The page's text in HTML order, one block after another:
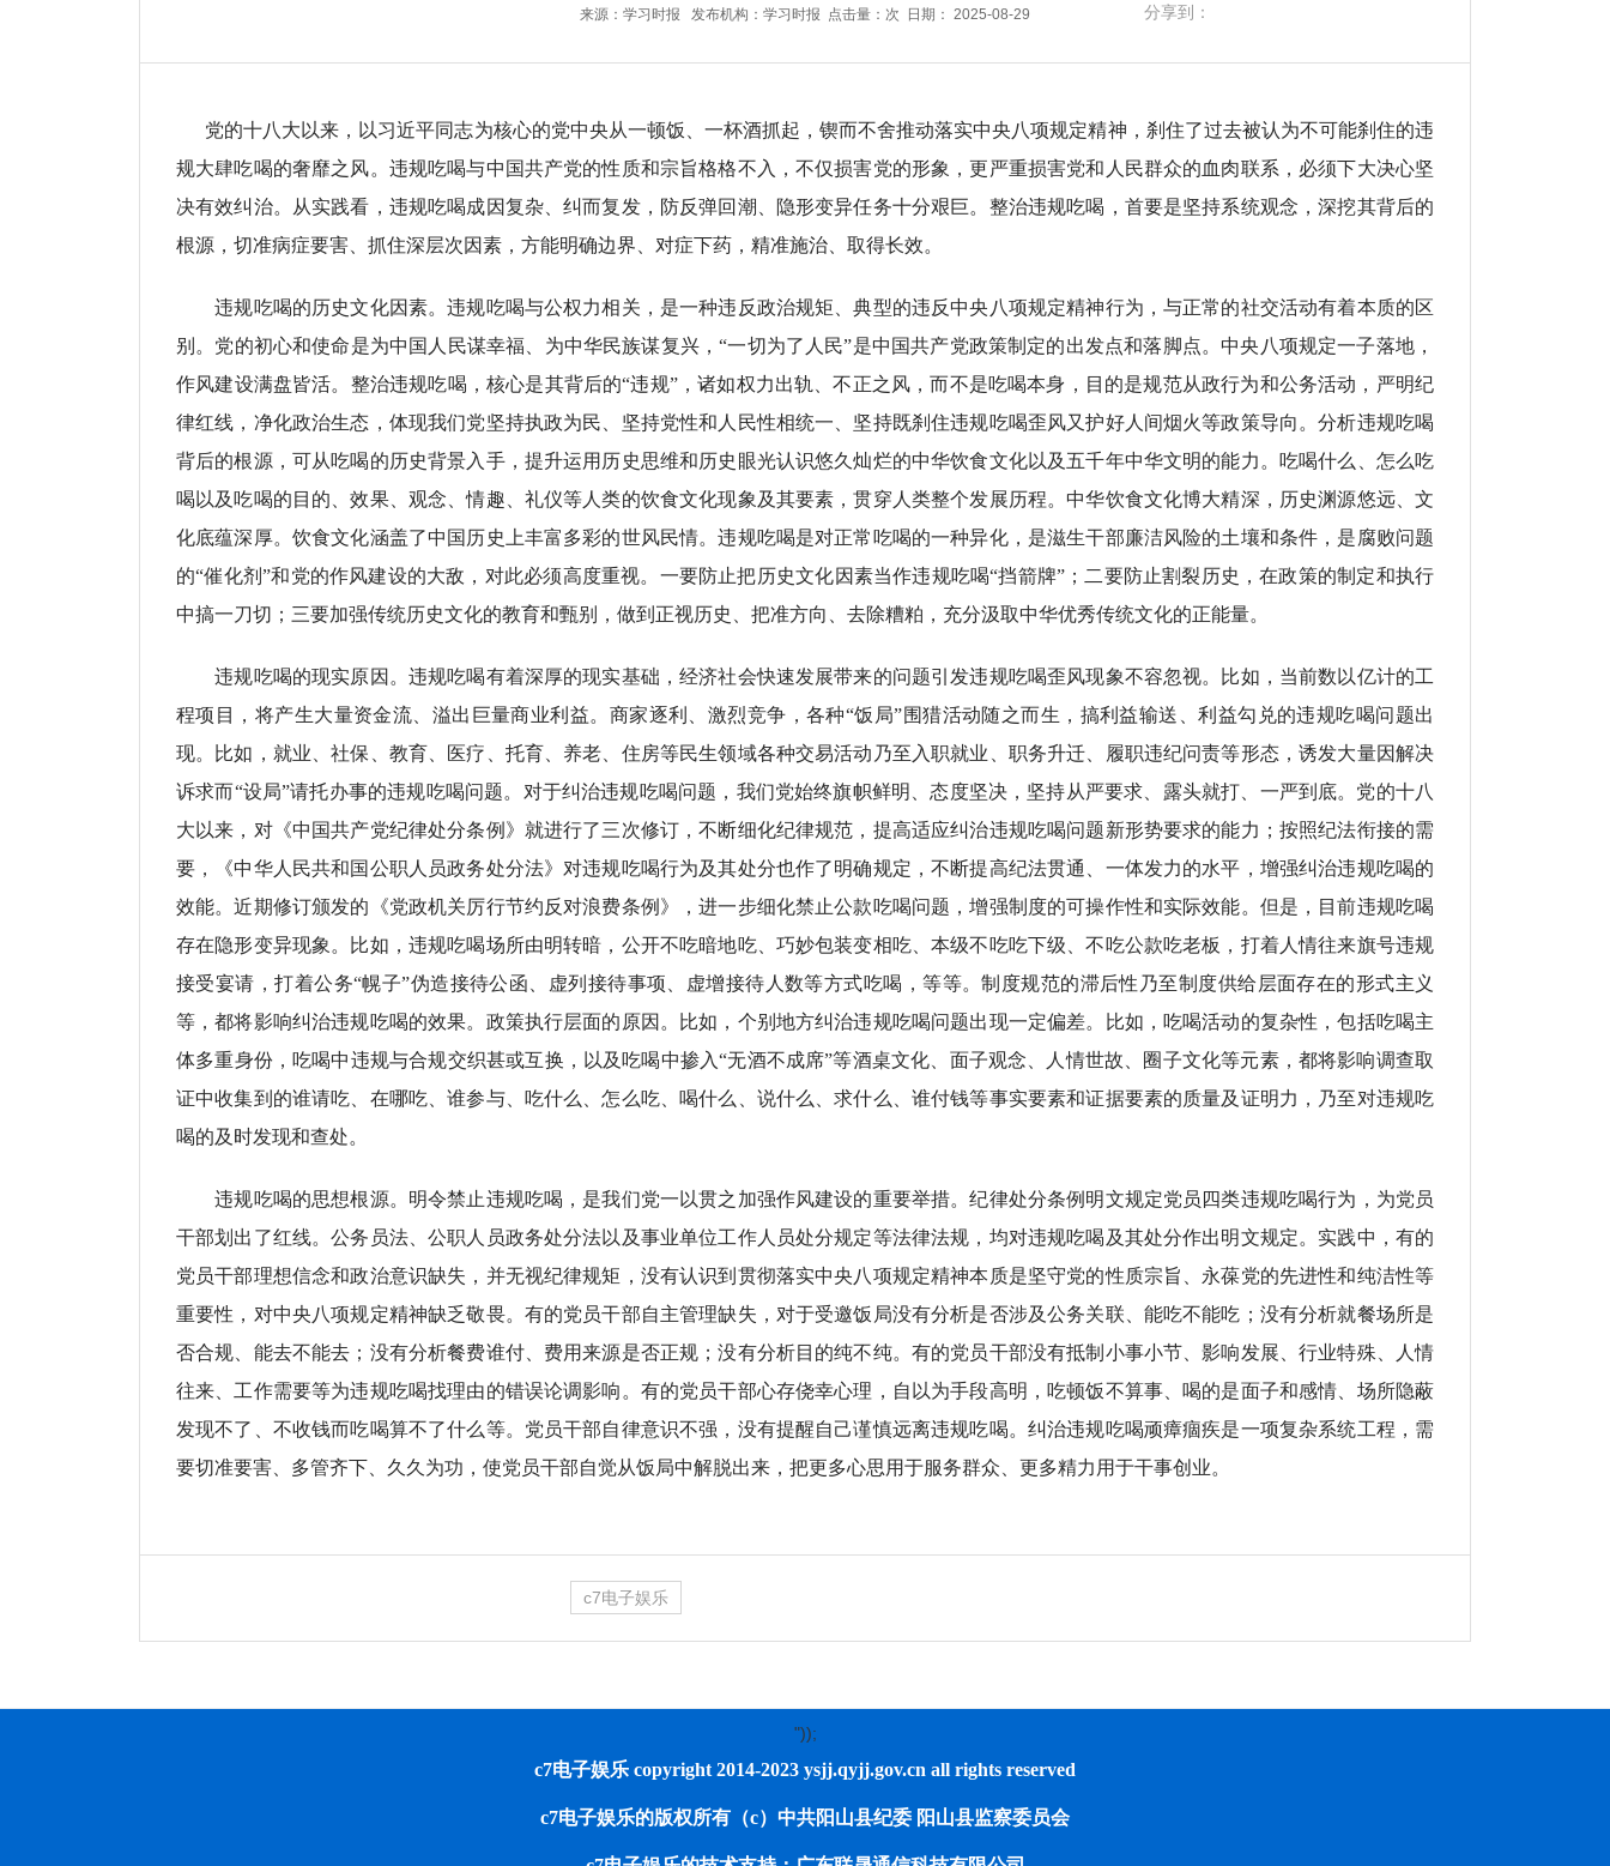
来源： 学习时报 发布机构： 学习时报 点击量：次 日期： 2025-08-29 分享到：
党的十八大以来，以习近平同志为核心的党中央从一顿饭、一杯酒抓起，锲而不舍推动落实中央八项规定精神，刹住了过去被认为不可能刹住的违
规大肆吃喝的奢靡之风。违规吃喝与中国共产党的性质和宗旨格格不入，不仅损害党的形象，更严重损害党和人民群众的血肉联系，必须下大决心坚
决有效纠治。从实践看，违规吃喝成因复杂、纠而复发，防反弹回潮、隐形变异任务十分艰巨。整治违规吃喝，首要是坚持系统观念，深挖其背后的
根源，切准病症要害、抓住深层次因素，方能明确边界、对症下药，精准施治、取得长效。
违规吃喝的历史文化因素。违规吃喝与公权力相关，是一种违反政治规矩、典型的违反中央八项规定精神行为，与正常的社交活动有着本质的区
别。党的初心和使命是为中国人民谋幸福、为中华民族谋复兴，“一切为了人民”是中国共产党政策制定的出发点和落脚点。中央八项规定一子落地，
作风建设满盘皆活。整治违规吃喝，核心是其背后的“违规”，诸如权力出轨、不正之风，而不是吃喝本身，目的是规范从政行为和公务活动，严明纪
律红线，净化政治生态，体现我们党坚持执政为民、坚持党性和人民性相统一、坚持既刹住违规吃喝歪风又护好人间烟火等政策导向。分析违规吃喝
背后的根源，可从吃喝的历史背景入手，提升运用历史思维和历史眼光认识悠久灿烂的中华饮食文化以及五千年中华文明的能力。吃喝什么、怎么吃
喝以及吃喝的目的、效果、观念、情趣、礼仪等人类的饮食文化现象及其要素，贯穿人类整个发展历程。中华饮食文化博大精深，历史渊源悠远、文
化底蕴深厚。饮食文化涵盖了中国历史上丰富多彩的世风民情。违规吃喝是对正常吃喝的一种异化，是滋生干部廉洁风险的土壤和条件，是腐败问题
的“催化剂”和党的作风建设的大敌，对此必须高度重视。一要防止把历史文化因素当作违规吃喝“挡箭牌”；二要防止割裂历史，在政策的制定和执行
中搞一刀切；三要加强传统历史文化的教育和甄别，做到正视历史、把准方向、去除糟粕，充分汲取中华优秀传统文化的正能量。
违规吃喝的现实原因。违规吃喝有着深厚的现实基础，经济社会快速发展带来的问题引发违规吃喝歪风现象不容忽视。比如，当前数以亿计的工
程项目，将产生大量资金流、溢出巨量商业利益。商家逐利、激烈竞争，各种“饭局”围猎活动随之而生，搞利益输送、利益勾兑的违规吃喝问题出
现。比如，就业、社保、教育、医疗、托育、养老、住房等民生领域各种交易活动乃至入职就业、职务升迁、履职违纪问责等形态，诱发大量因解决
诉求而“设局”请托办事的违规吃喝问题。对于纠治违规吃喝问题，我们党始终旗帜鲜明、态度坚决，坚持从严要求、露头就打、一严到底。党的十八
大以来，对《中国共产党纪律处分条例》就进行了三次修订，不断细化纪律规范，提高适应纠治违规吃喝问题新形势要求的能力；按照纪法衔接的需
要，《中华人民共和国公职人员政务处分法》对违规吃喝行为及其处分也作了明确规定，不断提高纪法贯通、一体发力的水平，增强纠治违规吃喝的
效能。近期修订颁发的《党政机关厉行节约反对浪费条例》，进一步细化禁止公款吃喝问题，增强制度的可操作性和实际效能。但是，目前违规吃喝
存在隐形变异现象。比如，违规吃喝场所由明转暗，公开不吃暗地吃、巧妙包装变相吃、本级不吃吃下级、不吃公款吃老板，打着人情往来旗号违规
接受宴请，打着公务“幌子”伪造接待公函、虚列接待事项、虚增接待人数等方式吃喝，等等。制度规范的滞后性乃至制度供给层面存在的形式主义
等，都将影响纠治违规吃喝的效果。政策执行层面的原因。比如，个别地方纠治违规吃喝问题出现一定偏差。比如，吃喝活动的复杂性，包括吃喝主
体多重身份，吃喝中违规与合规交织甚或互换，以及吃喝中掺入“无酒不成席”等酒桌文化、面子观念、人情世故、圈子文化等元素，都将影响调查取
证中收集到的谁请吃、在哪吃、谁参与、吃什么、怎么吃、喝什么、说什么、求什么、谁付钱等事实要素和证据要素的质量及证明力，乃至对违规吃
喝的及时发现和查处。
违规吃喝的思想根源。明令禁止违规吃喝，是我们党一以贯之加强作风建设的重要举措。纪律处分条例明文规定党员四类违规吃喝行为，为党员
干部划出了红线。公务员法、公职人员政务处分法以及事业单位工作人员处分规定等法律法规，均对违规吃喝及其处分作出明文规定。实践中，有的
党员干部理想信念和政治意识缺失，并无视纪律规矩，没有认识到贯彻落实中央八项规定精神本质是坚守党的性质宗旨、永葆党的先进性和纯洁性等
重要性，对中央八项规定精神缺乏敬畏。有的党员干部自主管理缺失，对于受邀饭局没有分析是否涉及公务关联、能吃不能吃；没有分析就餐场所是
否合规、能去不能去；没有分析餐费谁付、费用来源是否正规；没有分析目的纯不纯。有的党员干部没有抵制小事小节、影响发展、行业特殊、人情
往来、工作需要等为违规吃喝找理由的错误论调影响。有的党员干部心存侥幸心理，自以为手段高明，吃顿饭不算事、喝的是面子和感情、场所隐蔽
发现不了、不收钱而吃喝算不了什么等。党员干部自律意识不强，没有提醒自己谨慎远离违规吃喝。纠治违规吃喝顽瘴痼疾是一项复杂系统工程，需
要切准要害、多管齐下、久久为功，使党员干部自觉从饭局中解脱出来，把更多心思用于服务群众、更多精力用于干事创业。
c7电子娱乐
"));
c7电子娱乐 copyright 2014-2023 ysjj.qyjj.gov.cn all rights reserved
c7电子娱乐的版权所有（c）中共阳山县纪委 阳山县监察委员会